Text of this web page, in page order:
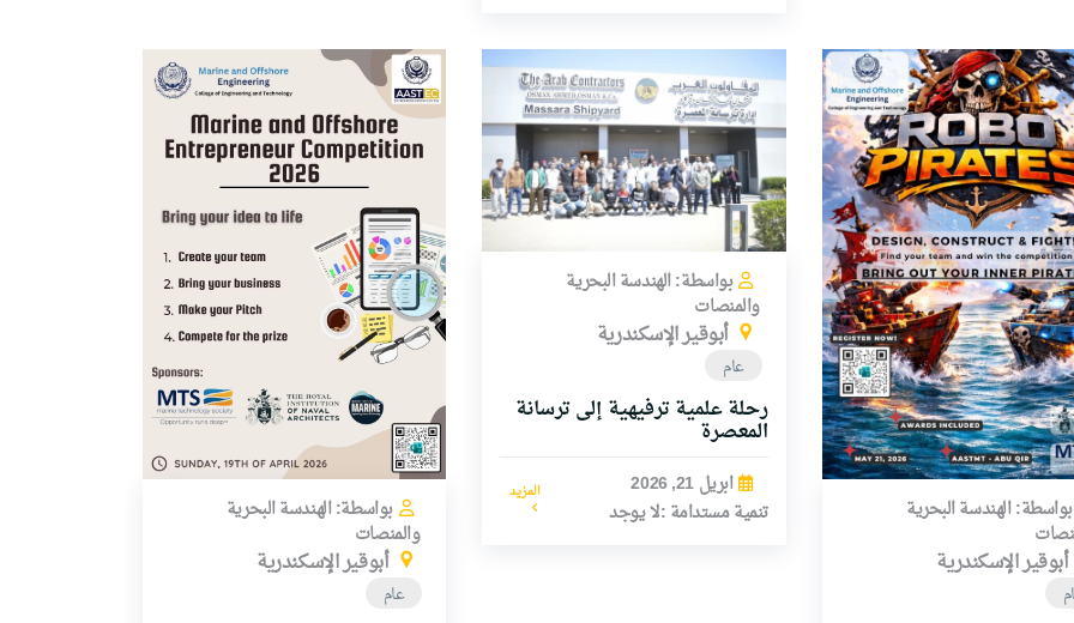
بواسطة: الهندسة البحرية
أبوقير الإسكندرية
بواسطة: الهندسة البحرية
والمنصات
أبوقير الإسكندرية
عام
رحلة علمية ترفيهية إلى ترسانة
المعصرة
ابريل 21, 2026
تنمية مستدامة :لا يوجد
المزيد
بواسطة: الهندسة البحرية
والمنصات
أبوقير الإسكندرية
عام